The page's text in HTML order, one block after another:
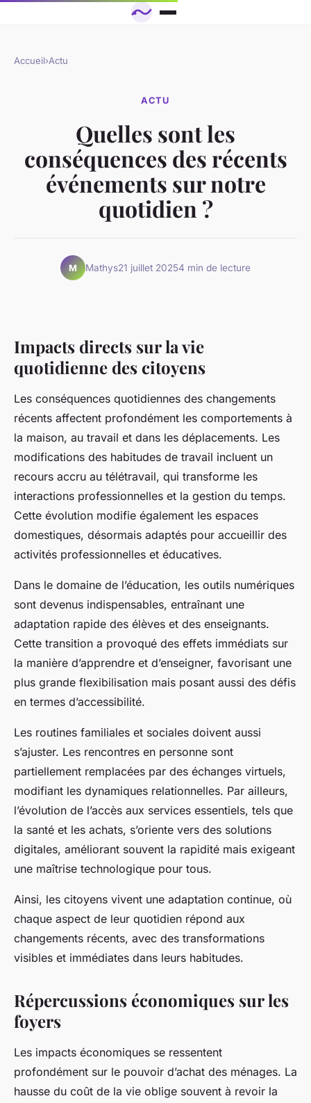
Accueil›Actu
ACTU
Quelles sont les
conséquences des récents
événements sur notre
quotidien ?
M Mathys21 juillet 20254 min de lecture
Impacts directs sur la vie
quotidienne des citoyens
Les conséquences quotidiennes des changements
récents affectent profondément les comportements à
la maison, au travail et dans les déplacements. Les
modifications des habitudes de travail incluent un
recours accru au télétravail, qui transforme les
interactions professionnelles et la gestion du temps.
Cette évolution modifie également les espaces
domestiques, désormais adaptés pour accueillir des
activités professionnelles et éducatives.
Dans le domaine de l’éducation, les outils numériques
sont devenus indispensables, entraînant une
adaptation rapide des élèves et des enseignants.
Cette transition a provoqué des effets immédiats sur
la manière d’apprendre et d’enseigner, favorisant une
plus grande flexibilisation mais posant aussi des défis
en termes d’accessibilité.
Les routines familiales et sociales doivent aussi
s’ajuster. Les rencontres en personne sont
partiellement remplacées par des échanges virtuels,
modifiant les dynamiques relationnelles. Par ailleurs,
l’évolution de l’accès aux services essentiels, tels que
la santé et les achats, s’oriente vers des solutions
digitales, améliorant souvent la rapidité mais exigeant
une maîtrise technologique pour tous.
Ainsi, les citoyens vivent une adaptation continue, où
chaque aspect de leur quotidien répond aux
changements récents, avec des transformations
visibles et immédiates dans leurs habitudes.
Répercussions économiques sur les
foyers
Les impacts économiques se ressentent
profondément sur le pouvoir d’achat des ménages. La
hausse du coût de la vie oblige souvent à revoir la